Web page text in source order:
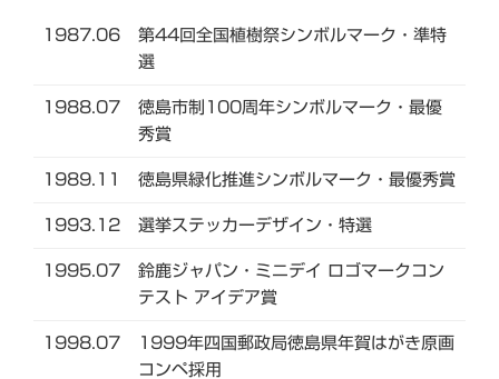
1987.06
第44回全国植樹祭シンボルマーク・準特
選
1988.07
徳島市制100周年シンボルマーク・最優
秀賞
1989.11 徳島県緑化推進シンボルマーク・最優秀賞
1993.12 選挙ステッカーデザイン・特選
1995.07
鈴鹿ジャパン・ミニデイ ロゴマークコン
テスト アイデア賞
1998.07
1999年四国郵政局徳島県年賀はがき原画
コンペ採用